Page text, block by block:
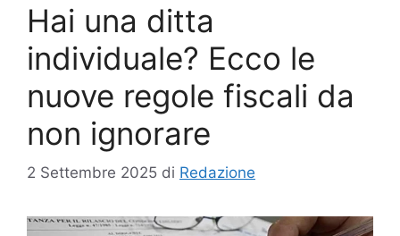
Hai una ditta
individuale? Ecco le
nuove regole fiscali da
non ignorare
2 Settembre 2025 di Redazione